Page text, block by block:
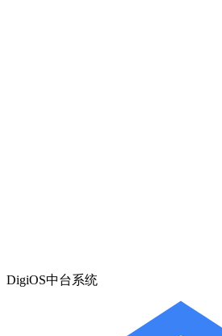
DigiOS中台系统